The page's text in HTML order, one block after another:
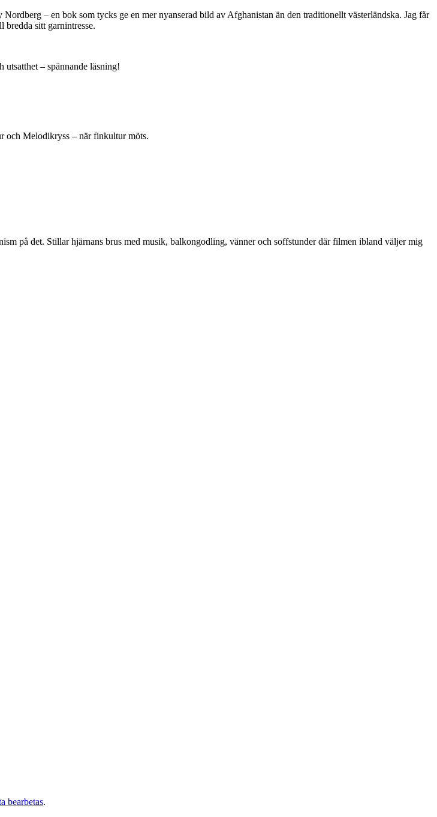
Nordberg – en bok som tycks ge en mer nyanserad bild av Afghanistan än den traditionellt västerländska. Jag får
sitt garnintresse.
– spännande läsning!
och Melodikryss – när finkultur möts.
på det. Stillar hjärnans brus med musik, balkongodling, vänner och soffstunder där filmen ibland väljer mig
bearbetas.